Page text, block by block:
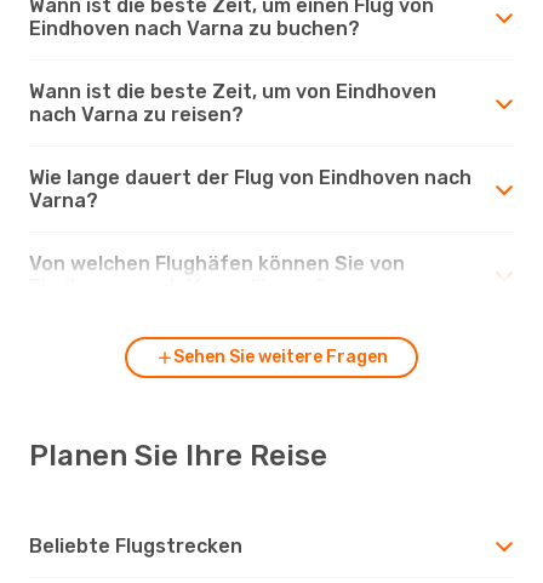
Wann ist die beste Zeit, um einen Flug von
Eindhoven nach Varna zu buchen?
Wann ist die beste Zeit, um von Eindhoven
nach Varna zu reisen?
Wie lange dauert der Flug von Eindhoven nach
Varna?
Von welchen Flughäfen können Sie von
Sehen Sie weitere Fragen
Planen Sie Ihre Reise
Beliebte Flugstrecken